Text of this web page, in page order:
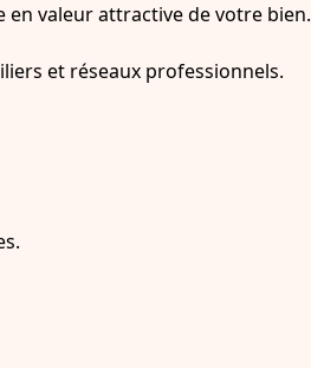
valeur attractive de votre bien.
et réseaux professionnels.